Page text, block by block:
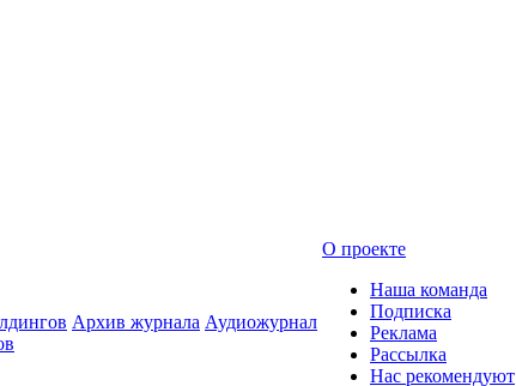
Архив журнала Аудиожурнал
О проекте
Наша команда
Подписка
Реклама
Рассылка
Нас рекомендуют